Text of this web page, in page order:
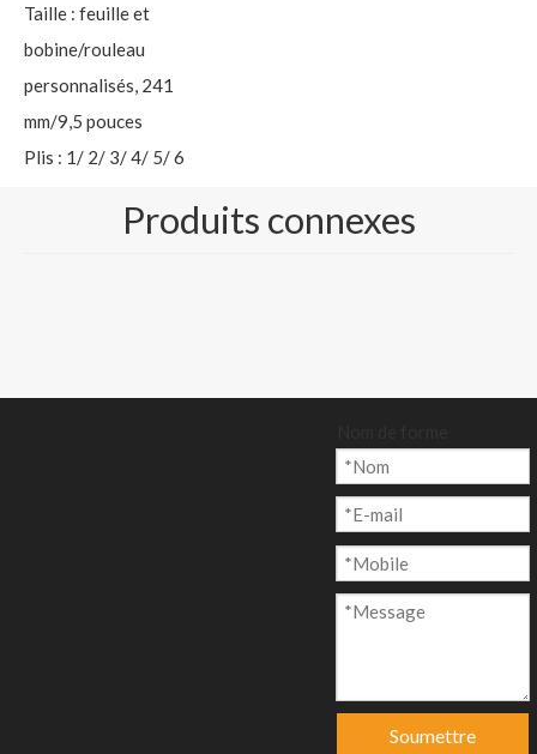
Taille : feuille et
bobine/rouleau
personnalisés, 241
mm/9,5 pouces
Plis : 1/ 2/ 3/ 4/ 5/ 6
Image : bleu et noirProduits connexes
Soumettre